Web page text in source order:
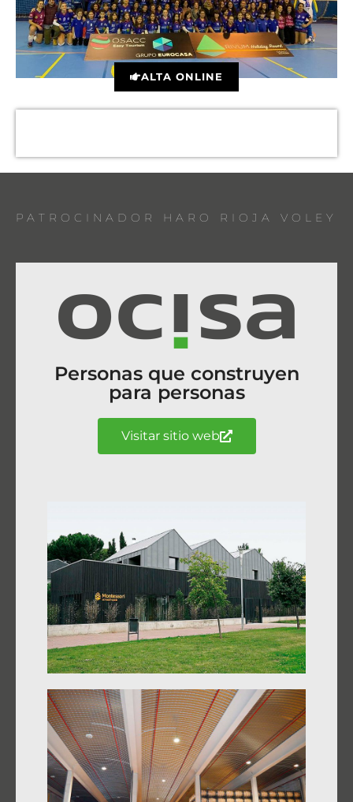
ALTA ONLINE
PATROCINADOR HARO RIOJA VOLEY
Personas que construyen
para personas
Visitar sitio web